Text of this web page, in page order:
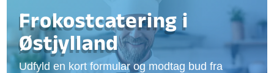
Frokostcatering i
Østjylland
Udfyld en kort formular og modtag bud fra